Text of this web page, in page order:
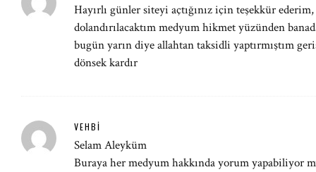
Hayırlı günler siteyi açtığınız için teşekkür
dolandırılacaktım medyum hikmet yüzünden
bugün yarın diye allahtan taksidli yaptırmıştım
dönsek kardır
VEHBI
Selam Aleyküm
Buraya her medyum hakkında yorum yapabiliyor